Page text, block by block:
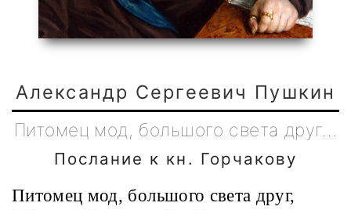
Александр Сергеевич Пушкин
Питомец мод, большого света друг…
Послание к кн. Горчакову
Питомец мод, большого света друг,